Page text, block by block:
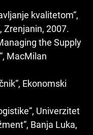
kvalitetom“,
Zrenjanin, 2007.
the Supply
MacMilan
Ekonomski
Univerzitet
Banja Luka,